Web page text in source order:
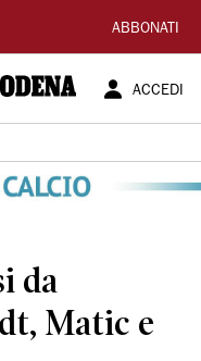
ABBONATI
ACCEDI
da
Matic e